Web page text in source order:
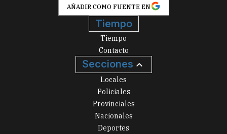
AÑADIR COMO FUENTE EN
Tiempo
Tiempo
Contacto
Secciones
Locales
Policiales
Provinciales
Nacionales
Deportes